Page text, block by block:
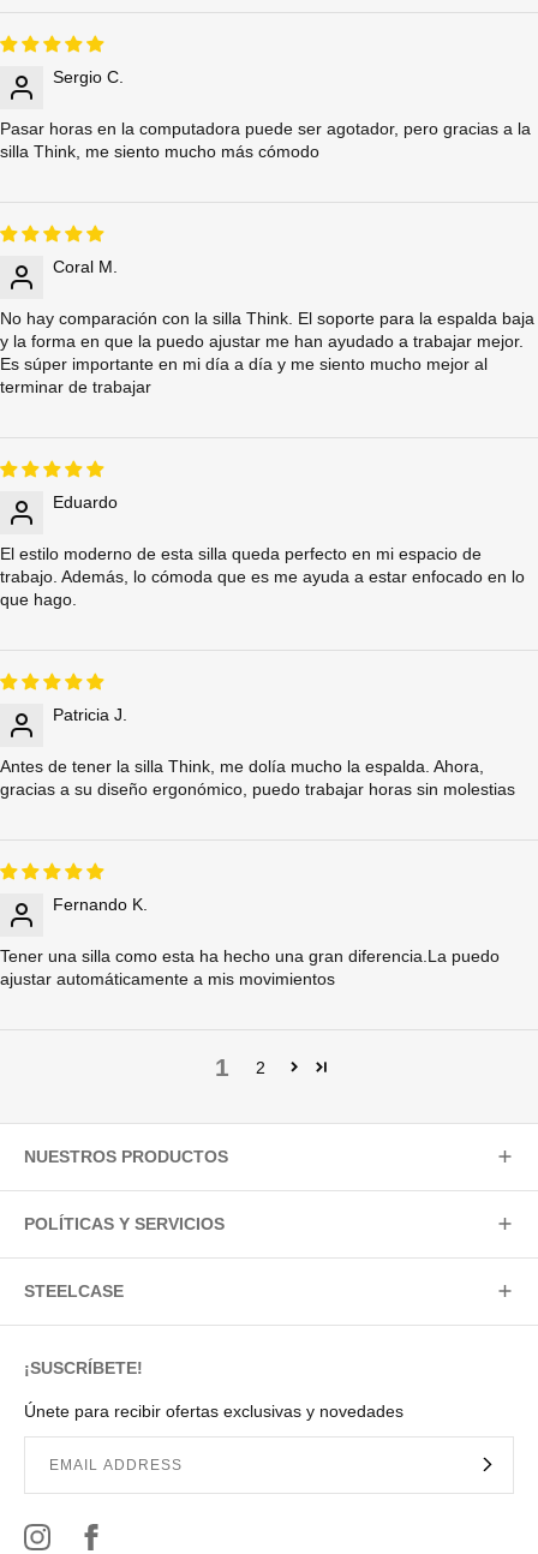
Sergio C.
Pasar horas en la computadora puede ser agotador, pero gracias a la
silla Think, me siento mucho más cómodo
Coral M.
No hay comparación con la silla Think. El soporte para la espalda baja
y la forma en que la puedo ajustar me han ayudado a trabajar mejor.
Es súper importante en mi día a día y me siento mucho mejor al
terminar de trabajar
Eduardo
El estilo moderno de esta silla queda perfecto en mi espacio de
trabajo. Además, lo cómoda que es me ayuda a estar enfocado en lo
que hago.
Patricia J.
Antes de tener la silla Think, me dolía mucho la espalda. Ahora,
gracias a su diseño ergonómico, puedo trabajar horas sin molestias
Fernando K.
Tener una silla como esta ha hecho una gran diferencia.La puedo
ajustar automáticamente a mis movimientos
1 2
¡SUSCRÍBETE!
Únete para recibir ofertas exclusivas y novedades
NUESTROS PRODUCTOS
POLÍTICAS Y SERVICIOS
STEELCASE